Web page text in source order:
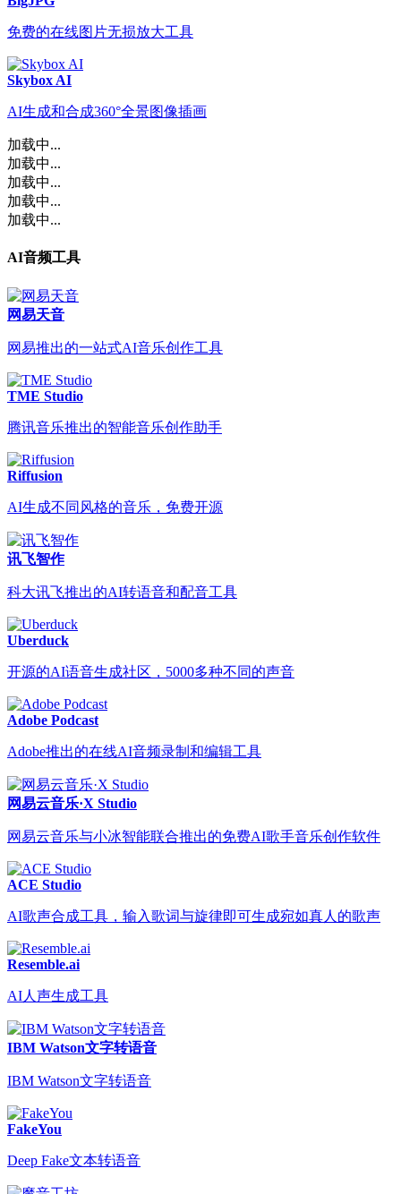
免费的在线图片无损放大工具
Skybox AI
AI生成和合成360°全景图像插画
加载中...
加载中...
加载中...
加载中...
加载中...
AI音频工具
网易天音
网易推出的一站式AI音乐创作工具
TME Studio
腾讯音乐推出的智能音乐创作助手
Riffusion
AI生成不同风格的音乐，免费开源
讯飞智作
科大讯飞推出的AI转语音和配音工具
Uberduck
开源的AI语音生成社区，5000多种不同的声音
Adobe Podcast
Adobe推出的在线AI音频录制和编辑工具
网易云音乐·X Studio
网易云音乐与小冰智能联合推出的免费AI歌手音乐创作软件
ACE Studio
AI歌声合成工具，输入歌词与旋律即可生成宛如真人的歌声
Resemble.ai
AI人声生成工具
IBM Watson文字转语音
IBM Watson文字转语音
FakeYou
Deep Fake文本转语音